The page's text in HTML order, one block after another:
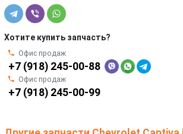
Хотите купить запчасть?
Офис продаж
+7 (918) 245-00-88
Офис продаж
+7 (918) 245-00-99